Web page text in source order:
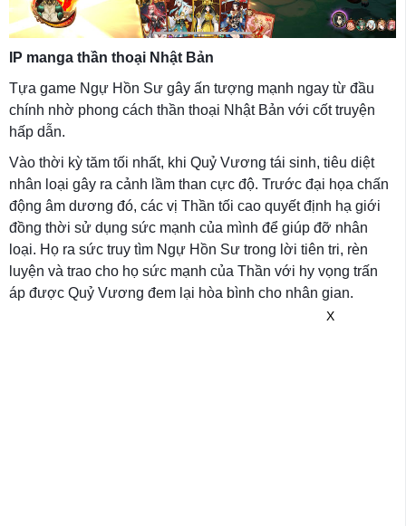
IP manga thần thoại Nhật Bản
Tựa game Ngự Hồn Sư gây ấn tượng mạnh ngay từ đầu
chính nhờ phong cách thần thoại Nhật Bản với cốt truyện
hấp dẫn.
Vào thời kỳ tăm tối nhất, khi Quỷ Vương tái sinh, tiêu diệt
nhân loại gây ra cảnh lầm than cực độ. Trước đại họa chấn
động âm dương đó, các vị Thần tối cao quyết định hạ giới
đồng thời sử dụng sức mạnh của mình để giúp đỡ nhân
loại. Họ ra sức truy tìm Ngự Hồn Sư trong lời tiên tri, rèn
luyện và trao cho họ sức mạnh của Thần với hy vọng trấn
áp được Quỷ Vương đem lại hòa bình cho nhân gian.
X